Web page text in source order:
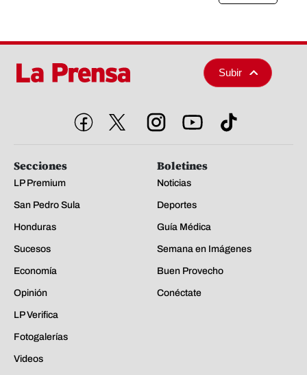
Subir
Secciones
LP Premium
San Pedro Sula
Honduras
Sucesos
Economía
Opinión
LP Verifica
Fotogalerías
Videos
Boletines
Noticias
Deportes
Guía Médica
Semana en Imágenes
Buen Provecho
Conéctate